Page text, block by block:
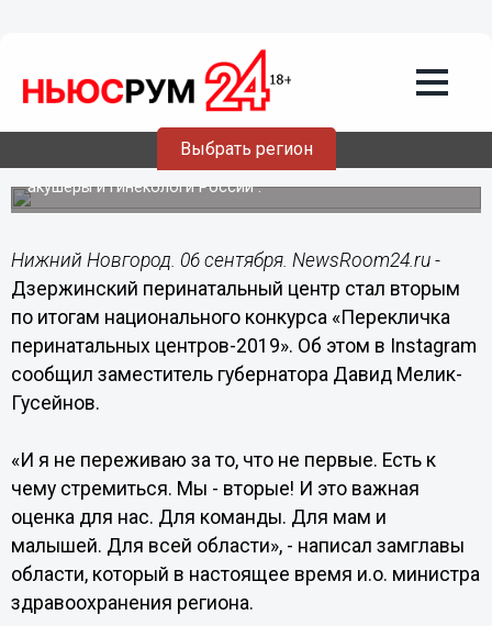
Выбрать регион
Дзержинский перинатальный центр
стал вторым в общероссийском
рейтинге
Экспертами конкурса выступили ведущие неонатологи,
акушеры и гинекологи России .
Нижний Новгород. 06 сентября. NewsRoom24.ru -
Дзержинский перинатальный центр стал вторым
по итогам национального конкурса «Перекличка
перинатальных центров-2019». Об этом в Instagram
сообщил заместитель губернатора Давид Мелик-
Гусейнов.
«И я не переживаю за то, что не первые. Есть к
чему стремиться. Мы - вторые! И это важная
оценка для нас. Для команды. Для мам и
малышей. Для всей области», - написал замглавы
области, который в настоящее время и.о. министра
здравоохранения региона.